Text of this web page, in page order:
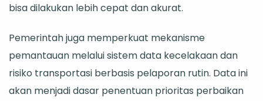
bisa dilakukan lebih cepat dan akurat.
Pemerintah juga memperkuat mekanisme
pemantauan melalui sistem data kecelakaan dan
risiko transportasi berbasis pelaporan rutin. Data ini
akan menjadi dasar penentuan prioritas perbaikan